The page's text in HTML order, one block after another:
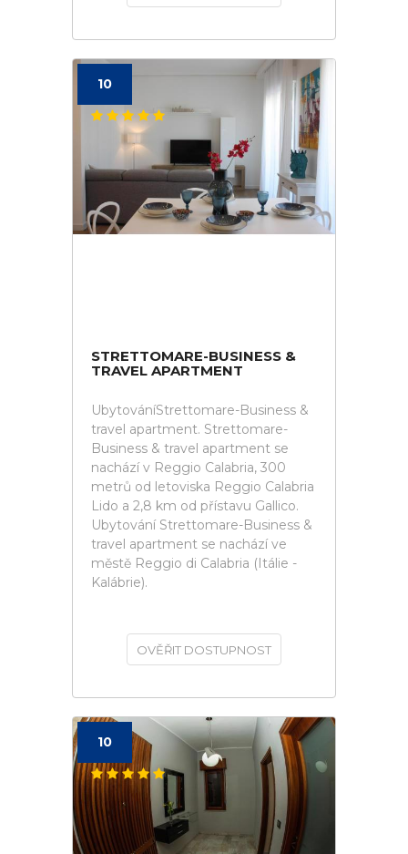
10
STRETTOMARE-BUSINESS &
TRAVEL APARTMENT
UbytováníStrettomare-Business &
travel apartment. Strettomare-
Business & travel apartment se
nachází v Reggio Calabria, 300
metrů od letoviska Reggio Calabria
Lido a 2,8 km od přístavu Gallico.
Ubytování Strettomare-Business &
travel apartment se nachází ve
městě Reggio di Calabria (Itálie -
Kalábrie).
OVĚŘIT DOSTUPNOST
10